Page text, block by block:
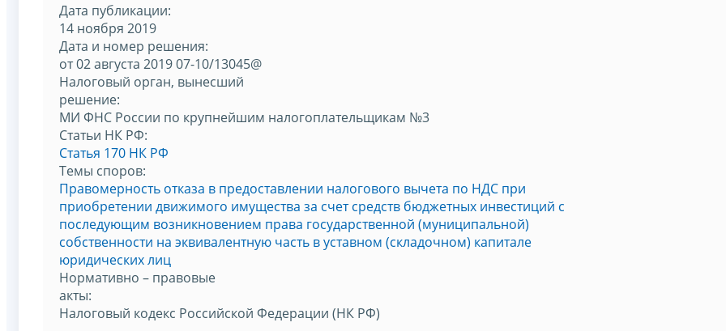
Дата публикации:
14 ноября 2019
Дата и номер решения:
от 02 августа 2019 07-10/13045@
Налоговый орган, вынесший
решение:
МИ ФНС России по крупнейшим налогоплательщикам №3
Статьи НК РФ:
Статья 170 НК РФ
Темы споров:
Правомерность отказа в предоставлении налогового вычета по НДС при
приобретении движимого имущества за счет средств бюджетных инвестиций с
последующим возникновением права государственной (муниципальной)
собственности на эквивалентную часть в уставном (складочном) капитале
юридических лиц
Нормативно – правовые
акты:
Налоговый кодекс Российской Федерации (НК РФ)